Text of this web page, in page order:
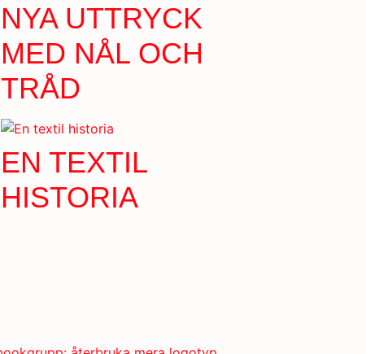
NYA UTTRYCK
MED NÅL OCH
TRÅD
EN TEXTIL
HISTORIA